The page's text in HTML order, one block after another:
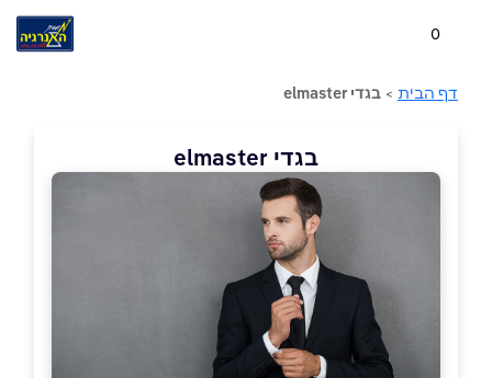
0
דף הבית > בגדי elmaster
בגדי elmaster